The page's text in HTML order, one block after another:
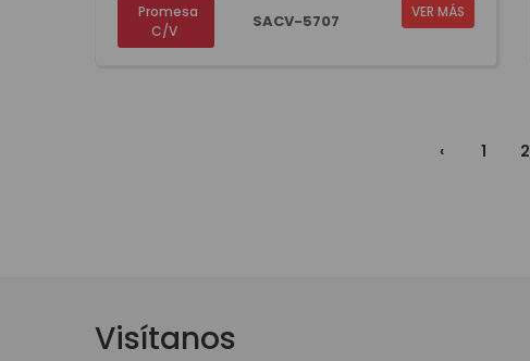
Promesa
C/V
SACV-5707 VER MÁS
‹ 1 2
Visítanos